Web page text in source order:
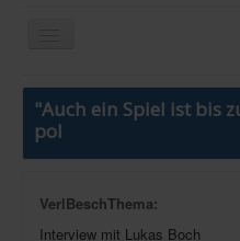
Start
Magazine
Abos/Subscriptions
Podcast
"Auch ein Spiel ist bis
pol
VerlBeschThema:
Interview mit Lukas Boch